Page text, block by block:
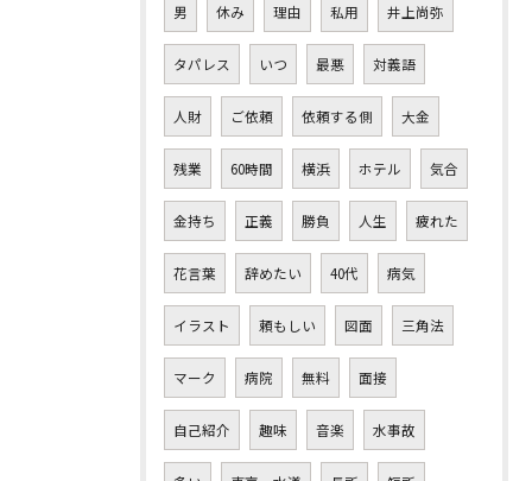
男 休み 理由 私用 井上尚弥
タパレス いつ 最悪 対義語
人財 ご依頼 依頼する側 大金
残業 60時間 横浜 ホテル 気合
金持ち 正義 勝負 人生 疲れた
花言葉 辞めたい 40代 病気
イラスト 頼もしい 図面 三角法
マーク 病院 無料 面接
自己紹介 趣味 音楽 水事故